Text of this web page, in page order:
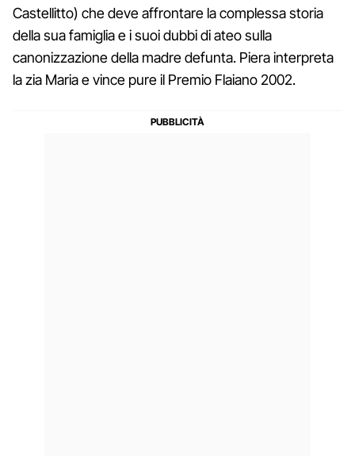
Castellitto) che deve affrontare la complessa storia
della sua famiglia e i suoi dubbi di ateo sulla
canonizzazione della madre defunta. Piera interpreta
la zia Maria e vince pure il Premio Flaiano 2002.